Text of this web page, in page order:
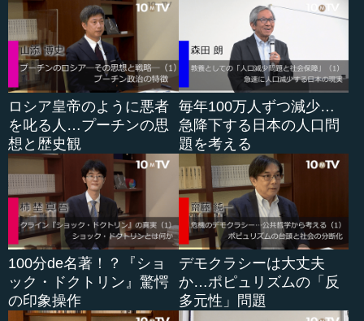
言い方もされるわけです。
●NBC兵器の具体例
実際にNBC（兵器）のそれぞれでは、もう少し具体的に
どういうことが想定されるのかを話させていただきます。
まず、N（核兵器、放射線兵器）については、わが国では
東日本大震災から福島第一原発の事故を経験しているた
め、どうしても原発関係の事故が頭をよぎります。しか
し、外国でN災害というと、圧倒的にテロあるいは第三世界
からの攻撃を想定しています。
次のB（生物兵器）ですが、現在最も危惧される生物兵器
として、新型コロナ感染症のときに非常に有名になった米
国のCDC（疾病予防管理センター）という施設は、最も危
ロシア皇帝のように悪者
を叱る人…プーチンの思
想と歴史観
毎年100万人ずつ減少…
急降下する日本の人口問
題を考える
100分de名著！？『ショ
ック・ドクトリン』驚愕
の印象操作
デモクラシーは大丈夫
か…ポピュリズムの「反
多元性」問題